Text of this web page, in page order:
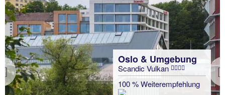
Previous
Oslo & Umgebung
Scandic Vulkan
100 % Weiterempfehlung